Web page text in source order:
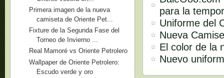
para la
Uniforme del
Nueva
El color de la
Nuevo
Primera imagen de la nueva
camiseta de Oriente Pet...
Fixture de la Segunda Fase del
Torneo de Invierno ...
Real Mamoré vs Oriente Petrolero
Wallpaper de Oriente Petrolero:
Escudo verde y oro